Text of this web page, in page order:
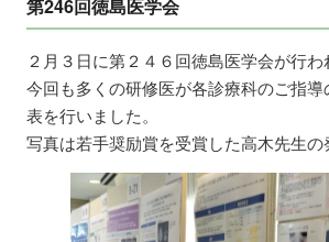
第246回徳島医学会
２月３日に第２４６回徳島医学会が行わ
今回も多くの研修医が各診療科のご指
表を行いました。
写真は若手奨励賞を受賞した高木先生の